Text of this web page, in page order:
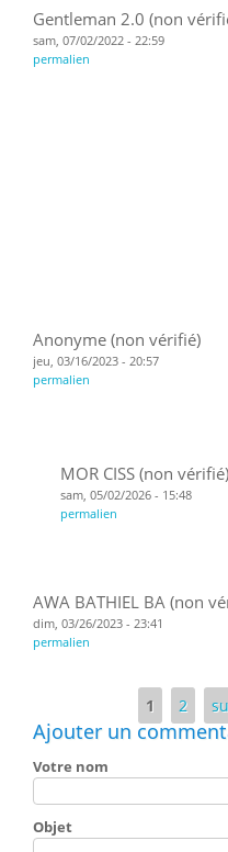
Gentleman 2.0 (non
sam, 07/02/2022 - 22:59
permalien
Anonyme (non vérifié)
jeu, 03/16/2023 - 20:57
permalien
MOR CISS (non vérifié)
sam, 05/02/2026 - 15:48
permalien
AWA BATHIEL BA (non
dim, 03/26/2023 - 23:41
permalien
1 2
Ajouter un
Votre nom
Objet